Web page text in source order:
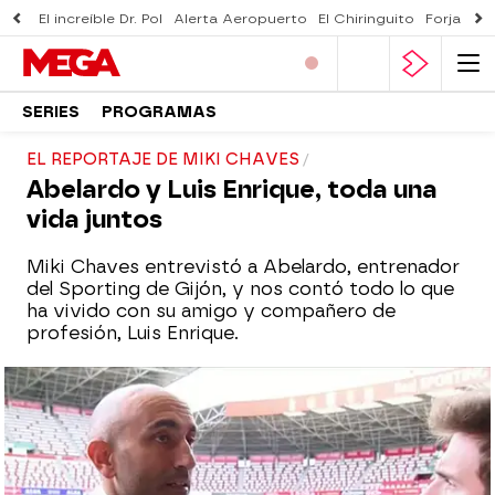
El increíble Dr. Pol Alerta Aeropuerto El Chiringuito Forjado
SERIES PROGRAMAS
EL REPORTAJE DE MIKI CHAVES
Abelardo y Luis Enrique, toda una
vida juntos
Miki Chaves entrevistó a Abelardo, entrenador
del Sporting de Gijón, y nos contó todo lo que
ha vivido con su amigo y compañero de
profesión, Luis Enrique.